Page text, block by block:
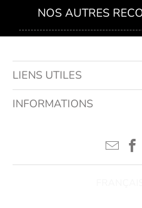
NOS AUTRES
LIENS UTILES
INFORMATIONS